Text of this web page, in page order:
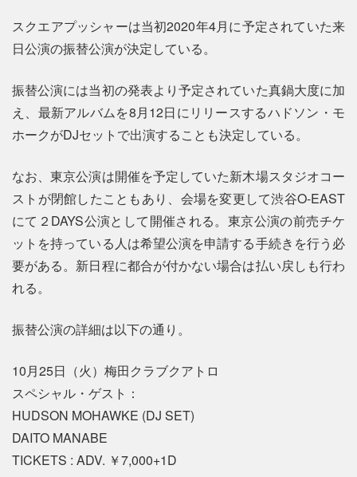
スクエアプッシャーは当初2020年4月に予定されていた来
日公演の振替公演が決定している。
振替公演には当初の発表より予定されていた真鍋大度に加
え、最新アルバムを8月12日にリリースするハドソン・モ
ホークがDJセットで出演することも決定している。
なお、東京公演は開催を予定していた新木場スタジオコー
ストが閉館したこともあり、会場を変更して渋谷O-EAST
にて２DAYS公演として開催される。東京公演の前売チケ
ットを持っている人は希望公演を申請する手続きを行う必
要がある。新日程に都合が付かない場合は払い戻しも行わ
れる。
振替公演の詳細は以下の通り。
10月25日（火）梅田クラブクアトロ
スペシャル・ゲスト：
HUDSON MOHAWKE (DJ SET)
DAITO MANABE
TICKETS : ADV. ￥7,000+1D